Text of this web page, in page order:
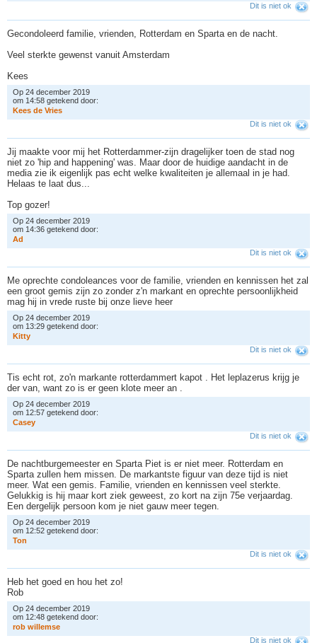
Dit is niet ok
Gecondoleerd familie, vrienden, Rotterdam en Sparta en de nacht.
Veel sterkte gewenst vanuit Amsterdam
Kees
Op 24 december 2019
om 14:58 getekend door:
Kees de Vries
Dit is niet ok
Jij maakte voor mij het Rotterdammer-zijn dragelijker toen de stad nog
niet zo 'hip and happening' was. Maar door de huidige aandacht in de
media zie ik eigenlijk pas echt welke kwaliteiten je allemaal in je had.
Helaas te laat dus...
Top gozer!
Op 24 december 2019
om 14:36 getekend door:
Ad
Dit is niet ok
Me oprechte condoleances voor de familie, vrienden en kennissen het zal
een groot gemis zijn zo zonder z'n markant en oprechte persoonlijkheid
mag hij in vrede ruste bij onze lieve heer
Op 24 december 2019
om 13:29 getekend door:
Kitty
Dit is niet ok
Tis echt rot, zo'n markante rotterdammert kapot . Het leplazerus krijg je
der van, want zo is er geen klote meer an .
Op 24 december 2019
om 12:57 getekend door:
Casey
Dit is niet ok
De nachtburgemeester en Sparta Piet is er niet meer. Rotterdam en
Sparta zullen hem missen. De markantste figuur van deze tijd is niet
meer. Wat een gemis. Familie, vrienden en kennissen veel sterkte.
Gelukkig is hij maar kort ziek geweest, zo kort na zijn 75e verjaardag.
Een dergelijk persoon kom je niet gauw meer tegen.
Op 24 december 2019
om 12:52 getekend door:
Ton
Dit is niet ok
Heb het goed en hou het zo!
Rob
Op 24 december 2019
om 12:48 getekend door:
rob willemse
Dit is niet ok